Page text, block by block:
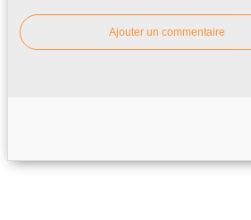
Ajouter un commentaire